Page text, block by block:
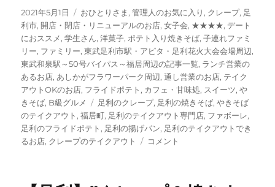
投
稿
日:
2021年5月1日
カ
テ
ゴ
リ
ー
おひとりさま ,管理人のお気に入り , クレープ, 足
利市, 開店・閉店・リニューアルのお店,女子会, ★★★★,デート
におススメ,学生さん,洋菓子, ポテト入り焼きそば,子連れファミ
リー, ファミリー,東武足利市駅・アピタ・足利花火大会会場周辺,
東武和泉駅～50号バイパス～福居周辺の記事一覧, ランチ営業の
あるお店, あしかがフラワーパーク周辺,通し営業のお店, テイク
アウトOKのお店, フライドポテト , カフェ・甘味処, スイーツ,や
きそば, B級グルメ
タ
グ
足利のクレープ, 足利の焼きそば,やきそば
のテイクアウト ,福居町, 足利のテイクアウト専門店, ファボーレ,
足利のフライドポテト , 足利の揚げパン, 足利のテイクアウトでき
るお店, クレープのテイクアウト
【足
コメント